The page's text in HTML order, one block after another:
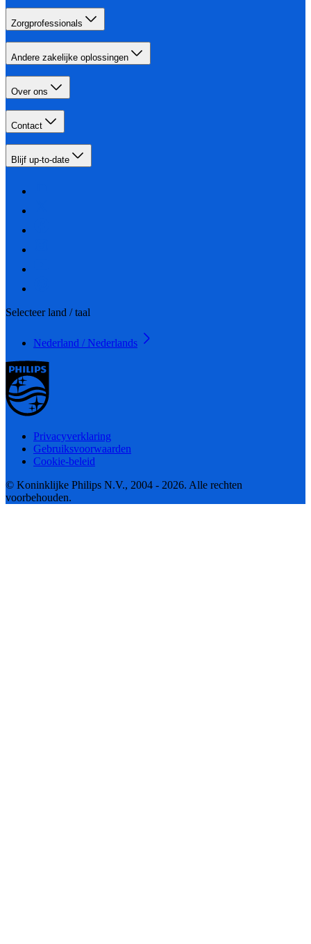
Zorgprofessionals
Andere zakelijke oplossingen
Over ons
Contact
Blijf up-to-date
Selecteer land / taal
Nederland / Nederlands
Privacyverklaring
Gebruiksvoorwaarden
Cookie-beleid
© Koninklijke Philips N.V., 2004 - 2026. Alle rechten
voorbehouden.